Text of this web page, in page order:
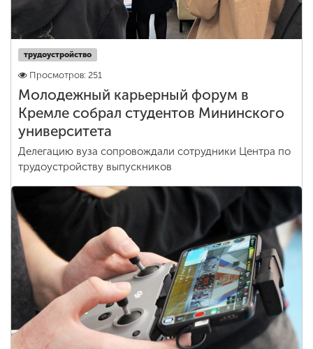
трудоустройство
Просмотров: 251
Молодежный карьерный форум в
Кремле собрал студентов Мининского
университета
Делегацию вуза сопровождали сотрудники Центра по
трудоустройству выпускников